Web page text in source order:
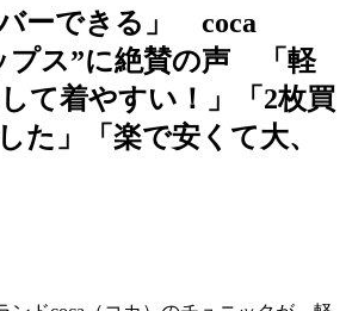
バーできる」 coca
プス”に絶賛の声 「軽
て着やすい！」「2枚買
た」「楽で安くて大、